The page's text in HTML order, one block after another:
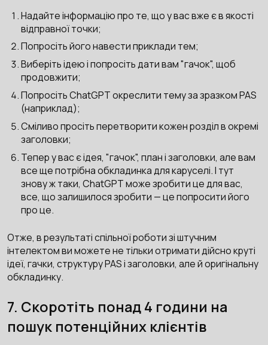
Надайте інформацію про те, що у вас вже є в якості
відправної точки;
Попросіть його навести приклади тем;
Виберіть ідею і попросіть дати вам "гачок", щоб
продовжити;
Попросіть ChatGPT окреслити тему за зразком PAS
(наприклад);
Сміливо просіть перетворити кожен розділ в окремі
заголовки;
Тепер у вас є ідея, "гачок", план і заголовки, але вам
все ще потрібна обкладинка для каруселі. І тут
знову ж таки, ChatGPT може зробити це для вас,
все, що залишилося зробити — це попросити його
про це.
Отже, в результаті спільної роботи зі штучним
інтелектом ви можете не тільки отримати дійсно круті
ідеї, гачки, структуру PAS і заголовки, але й оригінальну
обкладинку.
7. Скоротіть понад 4 години на
пошук потенційних клієнтів